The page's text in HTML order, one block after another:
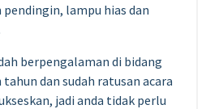
lampu hias dan
berpengalaman di bidang
dan sudah ratusan acara
jadi anda tidak perlu